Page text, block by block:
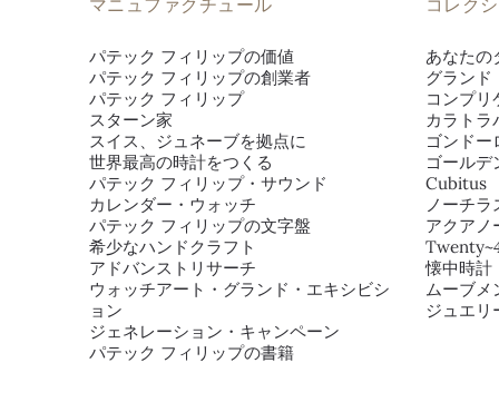
パテック フィリップの価値
パテック フィリップの創業者
パテック フィリップ
スターン家
スイス、ジュネーブを拠点に
世界最高の時計をつくる
パテック フィリップ・サウンド
カレンダー・ウォッチ
パテック フィリップの文字盤
希少なハンドクラフト
アドバンストリサーチ
ウォッチアート・グランド・エキシビシ
ョン
ジェネレーション・キャンペーン
パテック フィリップの書籍
あなたの
グランド
コンプリ
カラトラ
ゴンドー
ゴールデ
Cubitus
ノーチラ
アクアノ
懐中時計
ムーブメ
ジュエリ